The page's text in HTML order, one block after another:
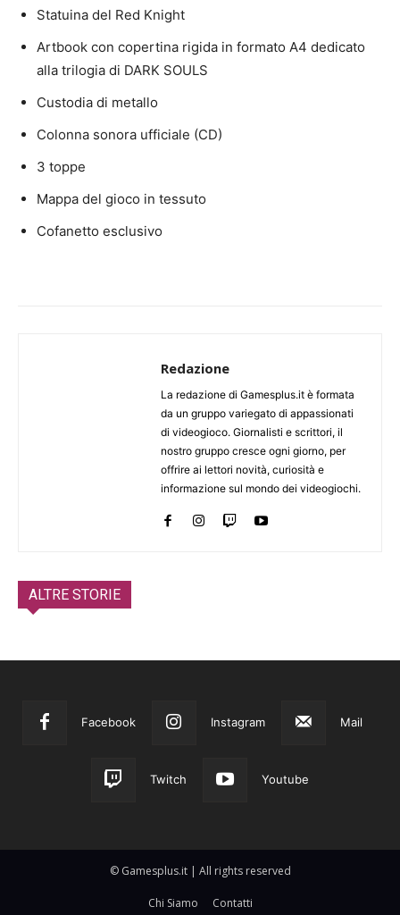
Statuina del Red Knight
Artbook con copertina rigida in formato A4 dedicato
alla trilogia di DARK SOULS
Custodia di metallo
Colonna sonora ufficiale (CD)
3 toppe
Mappa del gioco in tessuto
Cofanetto esclusivo
Redazione
La redazione di Gamesplus.it è formata
da un gruppo variegato di appassionati
di videogioco. Giornalisti e scrittori, il
nostro gruppo cresce ogni giorno, per
offrire ai lettori novità, curiosità e
informazione sul mondo dei videogiochi.
ALTRE STORIE
Facebook Instagram Mail
Twitch Youtube
© Gamesplus.it | All rights reserved
Chi Siamo Contatti